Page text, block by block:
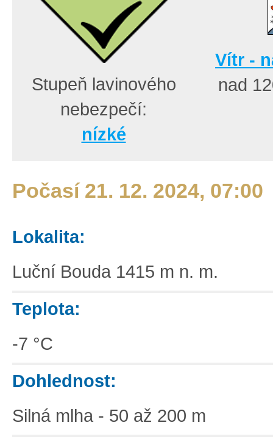
Stupeň lavinového
nebezpečí:
nízké
Vítr -
nad
Počasí 21. 12. 2024, 07:00
Lokalita:
Luční Bouda 1415 m n. m.
Teplota:
-7 °C
Dohlednost:
Silná mlha - 50 až 200 m